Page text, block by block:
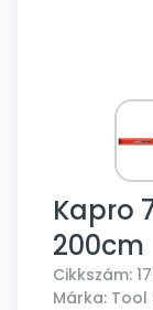
Kapro
200cm
Cikkszám:
Márka: Tool